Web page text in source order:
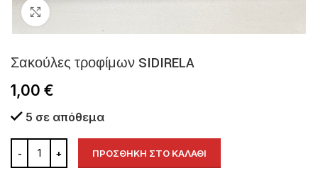
Σακούλες τροφίμων SIDIRELA
1,00 €
5 σε απόθεμα
ΠΡΟΣΘΉΚΗ ΣΤΟ ΚΑΛΆΘΙ